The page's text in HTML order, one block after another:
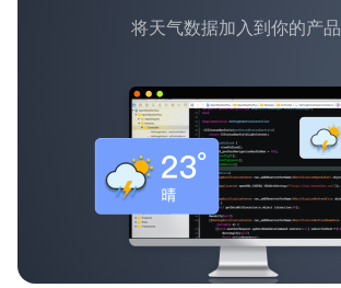
将天气数据加入到你的产